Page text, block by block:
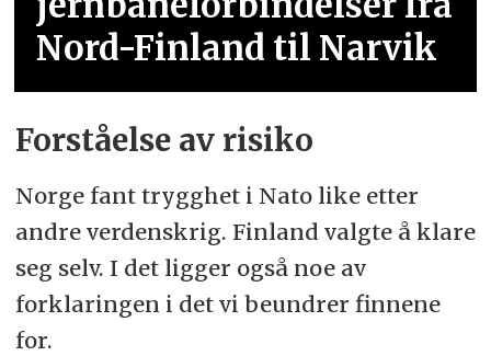
Nord-Finland til Narvik
Forståelse av risiko
Norge fant trygghet i Nato like etter
andre verdenskrig. Finland valgte å klare
seg selv. I det ligger også noe av
forklaringen i det vi beundrer finnene
for.